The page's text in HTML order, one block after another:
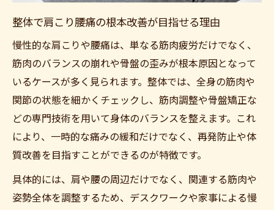
整体の優しい施術が女性に支持される理由
肩こり腰痛に悩む女性が整体を選ぶメリッ
ト
ボキボキしない整体はやばいのか？安心ポ
イント
整体と整骨院の違いと女性に合う選び方
整体の優しい手技が産後ケアにも役立つ理
由
上尾市で話題の整体効果と通院メリットを解説
上尾市整体院で得られる効果と施術の流れ
整体で肩こり腰痛の根本改善が目指せる理由
慢性的な肩こりや腰痛は、単なる筋肉疲労だけでなく、
筋肉のバランスの崩れや骨盤の歪みが根本原因となって
いるケースが多く見られます。整体では、全身の筋肉や
関節の状態を細かくチェックし、筋肉調整や骨盤矯正な
どの専門技術を用いて身体のバランスを整えます。これ
により、一時的な痛みの緩和だけでなく、再発防止や体
質改善を目指すことができるのが特徴です。
具体的には、肩や腰の周辺だけでなく、関連する筋肉や
姿勢全体を調整するため、デスクワークや家事による慢